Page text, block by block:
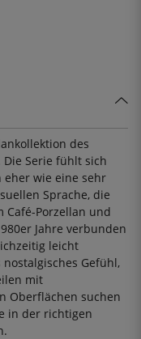
des
Serie fühlt sich
eher wie eine sehr
Sprache, die
Café-Porzellan und
Jahre verbunden
leicht
Gefühl,
mit
Oberflächen suchen
in der richtigen